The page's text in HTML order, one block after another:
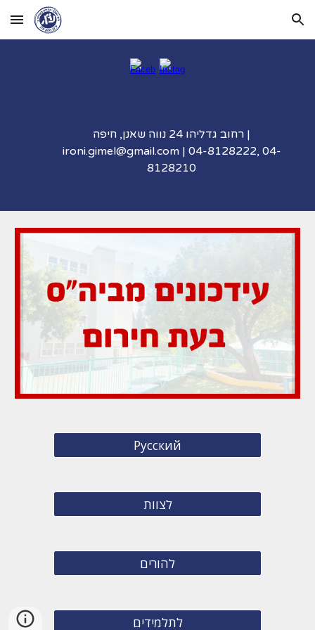
Skip to main content Skip to navigation
רחוב גדליהו 24 נווה שאנן, חיפה |
ironi.gimel@gmail.com| 04-8128222, 04-
8128210
Русский
לצוות
להורים
לתלמידים